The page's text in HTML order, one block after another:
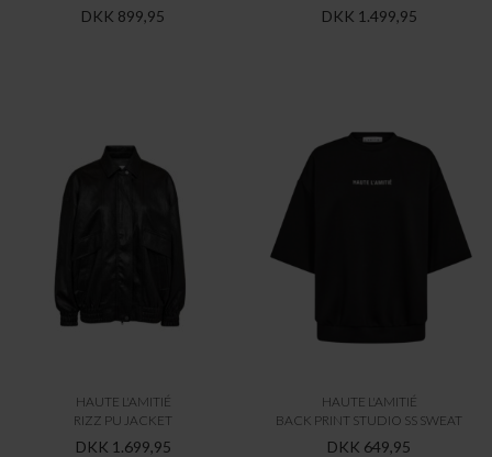
DKK 899,95 DKK 1.499,95
HAUTE L'AMITIÉ
RIZZ PU JACKET
DKK 1.699,95
HAUTE L'AMITIÉ
BACK PRINT STUDIO SS SWEAT
DKK 649,95